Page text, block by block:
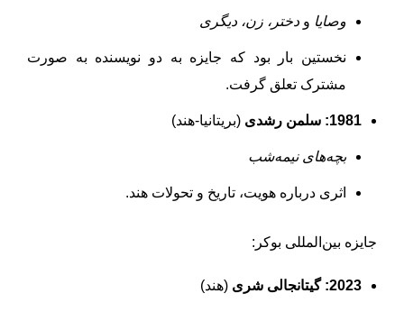
وصایا و دختر، زن، دیگری
نخستین بار بود که جایزه به دو نویسنده به صورت
مشترک تعلق گرفت.
1981: سلمن رشدی (بریتانیا-هند)
بچه‌های نیمه‌شب
اثری درباره هویت، تاریخ و تحولات هند.
جایزه بین‌المللی بوکر:
2023: گیتانجالی شری (هند)